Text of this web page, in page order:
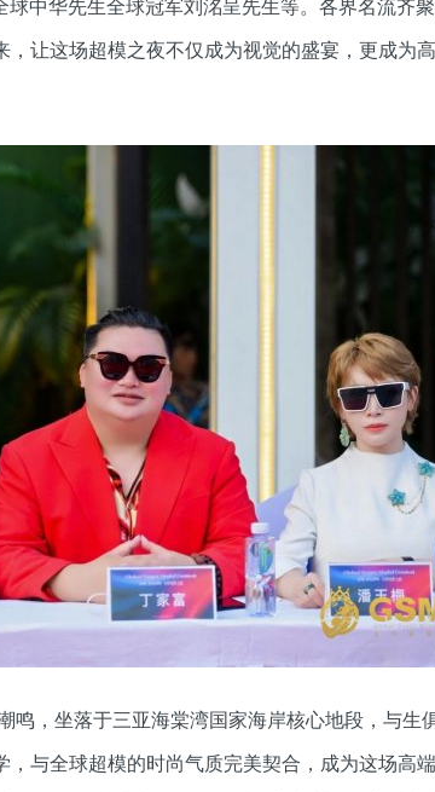
球中华先生全球冠军刘洺呈先生等。各界名流齐
让这场超模之夜不仅成为视觉的盛宴，更成为
，坐落于三亚海棠湾国家海岸核心地段，与生
与全球超模的时尚气质完美契合，成为这场高